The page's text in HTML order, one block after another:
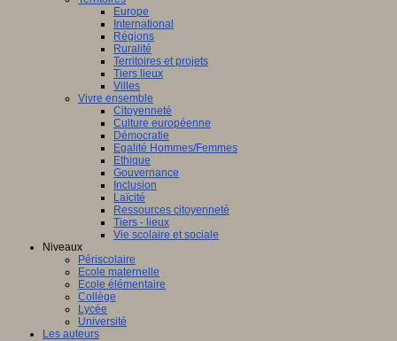
Europe
International
Régions
Ruralité
Territoires et projets
Tiers lieux
Villes
Vivre ensemble
Citoyenneté
Culture européenne
Démocratie
Egalité Hommes/Femmes
Ethique
Gouvernance
Inclusion
Laïcité
Ressources citoyenneté
Tiers - lieux
Vie scolaire et sociale
Niveaux
Périscolaire
Ecole maternelle
Ecole élémentaire
Collège
Lycée
Université
Les auteurs